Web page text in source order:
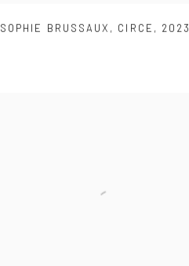
SOPHIE BRUSSAUX , CIRCE , 2023